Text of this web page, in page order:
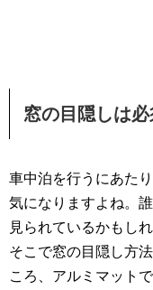
窓の目隠しは必
車中泊を行うにあた
気になりますよね。
見られているかもし
そこで窓の目隠し方
ころ、アルミマット